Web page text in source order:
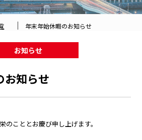
｜ 年末年始休暇のお知らせ
お知らせ
お知らせ
のこととお慶び申し上げます。